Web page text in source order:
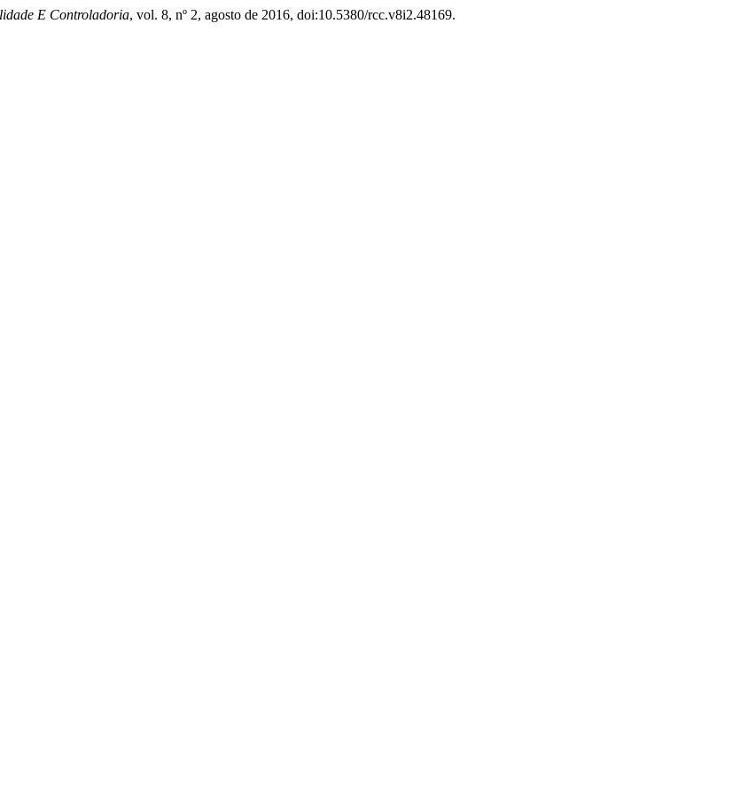
E Controladoria, vol. 8, nº 2, agosto de 2016, doi:10.5380/rcc.v8i2.48169.